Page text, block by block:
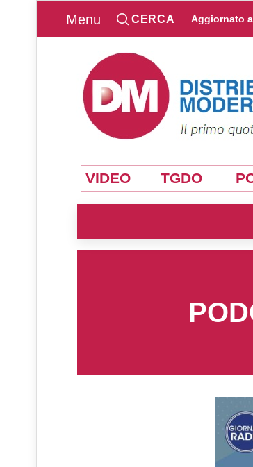
Menu CERCA Aggiornato a
VIDEO TGDO